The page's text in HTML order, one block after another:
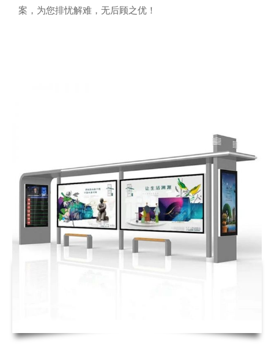
案，为您排忧解难，无后顾之优！